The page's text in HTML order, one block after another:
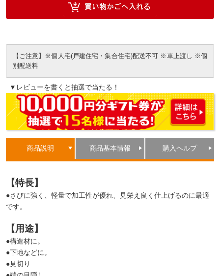
【ご注意】※個人宅(戸建住宅・集合住宅)配送不可 ※車上渡し ※個
別配送料
▼レビューを書くと抽選で当たる！
商品説明 商品基本情報 購入ヘルプ
【特長】
●さびに強く、軽量で加工性が優れ、見栄え良く仕上げるのに最適
です。
【用途】
●構造材に。
●下地などに。
●見切り